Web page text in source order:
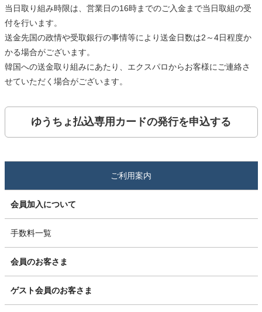
当日取り組み時限は、営業日の16時までのご入金まで当日取組の受
付を行います。
送金先国の政情や受取銀行の事情等により送金日数は2～4日程度か
かる場合がございます。
韓国への送金取り組みにあたり、エクスパロからお客様にご連絡さ
せていただく場合がございます。
ゆうちょ払込専用カードの発行を申込する
ご利用案内
会員加入について
手数料一覧
会員のお客さま
ゲスト会員のお客さま